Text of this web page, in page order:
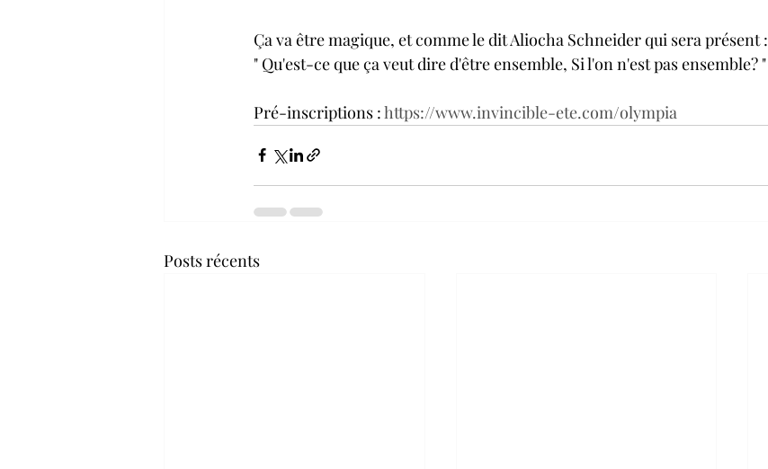
Ça va être magique, et comme le dit Aliocha Schneider qui sera présent :
" Qu'est-ce que ça veut dire d'être ensemble, Si l'on n'est pas ensemble? "
Pré-inscriptions : https://www.invincible-ete.com/olympia
Posts récents